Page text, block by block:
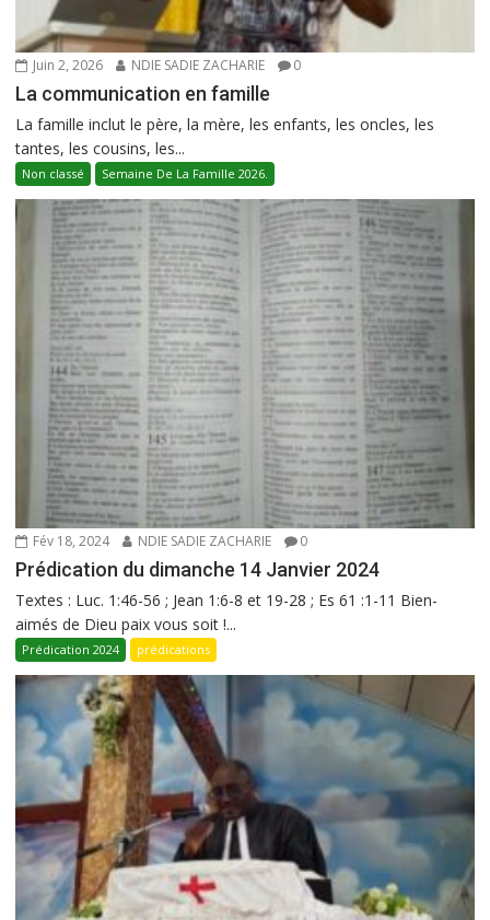
Juin 2, 2026 NDIE SADIE ZACHARIE 0
La communication en famille
La famille inclut le père, la mère, les enfants, les oncles, les
tantes, les cousins, les...
Non classé Semaine De La Famille 2026.
Fév 18, 2024 NDIE SADIE ZACHARIE 0
Prédication du dimanche 14 Janvier 2024
Textes : Luc. 1:46-56 ; Jean 1:6-8 et 19-28 ; Es 61 :1-11 Bien-
aimés de Dieu paix vous soit !...
Prédication 2024 prédications